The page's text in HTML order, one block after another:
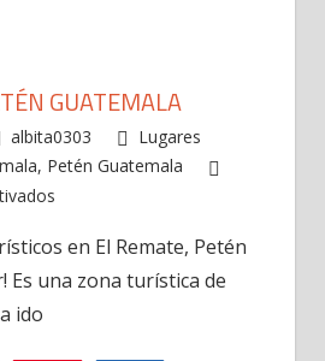
GUATEMALA
albita0303
Lugares
, Petén Guatemala
Remate
Petén
en El Remate, Petén
Es una zona turística de
ido